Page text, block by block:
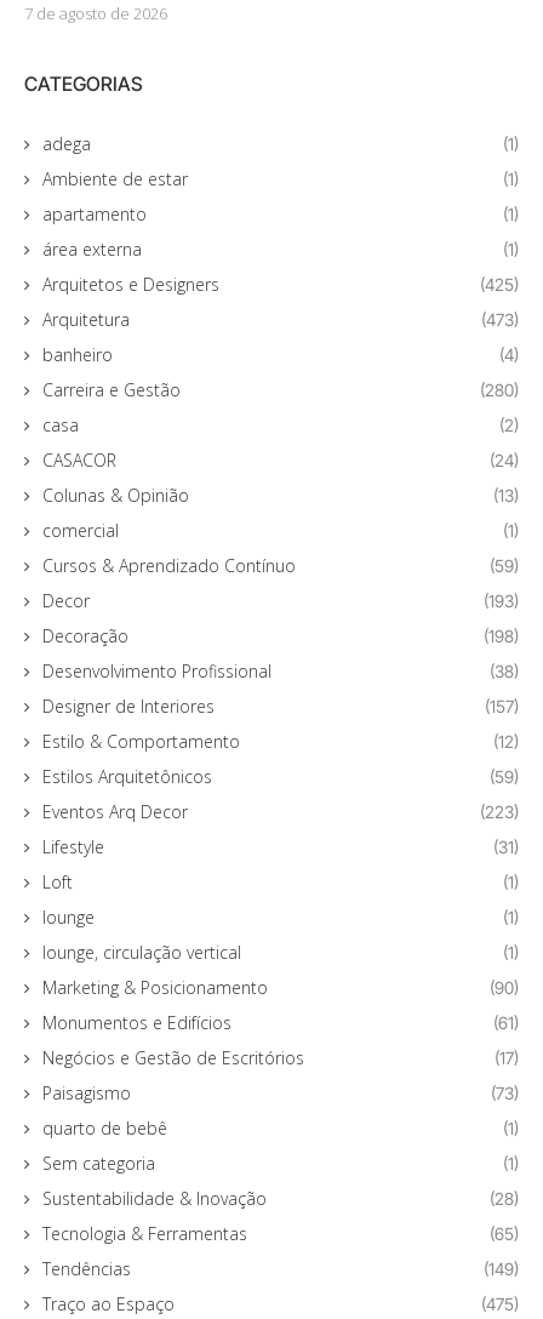
7 de agosto de 2026
CATEGORIAS
adega (1)
Ambiente de estar (1)
apartamento (1)
área externa (1)
Arquitetos e Designers (425)
Arquitetura (473)
banheiro (4)
Carreira e Gestão (280)
casa (2)
CASACOR (24)
Colunas & Opinião (13)
comercial (1)
Cursos & Aprendizado Contínuo (59)
Decor (193)
Decoração (198)
Desenvolvimento Profissional (38)
Designer de Interiores (157)
Estilo & Comportamento (12)
Estilos Arquitetônicos (59)
Eventos Arq Decor (223)
Lifestyle (31)
Loft (1)
lounge (1)
lounge, circulação vertical (1)
Marketing & Posicionamento (90)
Monumentos e Edifícios (61)
Negócios e Gestão de Escritórios (17)
Paisagismo (73)
quarto de bebê (1)
Sem categoria (1)
Sustentabilidade & Inovação (28)
Tecnologia & Ferramentas (65)
Tendências (149)
Traço ao Espaço (475)